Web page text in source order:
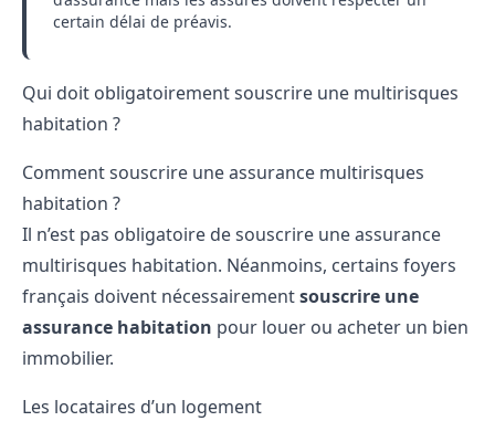
certain délai de préavis.
Qui doit obligatoirement souscrire une multirisques
habitation ?
Comment souscrire une assurance multirisques
habitation ?
Il n’est pas obligatoire de souscrire une assurance
multirisques habitation. Néanmoins, certains foyers
français doivent nécessairementsouscrire une
assurance habitation pour louer ou acheter un bien
immobilier.
Les locataires d’un logement